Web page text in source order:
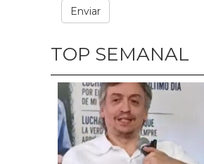
TOP SEMANAL